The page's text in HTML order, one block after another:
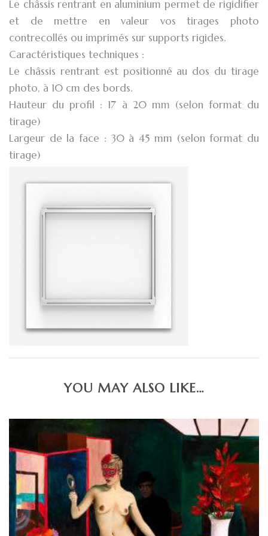
Le châssis rentrant en aluminium permet de rigidifier
et de mettre en valeur vos tirages photo
contrecollés ou imprimés sur supports rigides.
Caractéristiques techniques :
Le châssis rentrant est positionné au dos du tirage
photo, à 10 cm des bords.
Hauteur du profil : 17 à 20 mm (selon format du
tirage)
Largeur de la face : 30 à 45 mm (selon format du
tirage)
YOU MAY ALSO LIKE…